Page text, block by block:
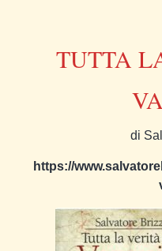
TUTTA
di
https://